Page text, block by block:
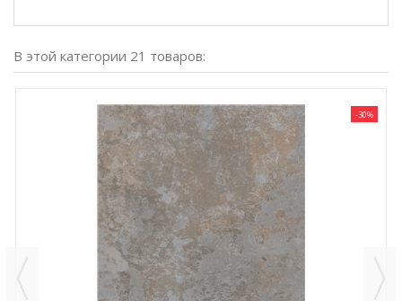
В этой категории 21 товаров:
-30%